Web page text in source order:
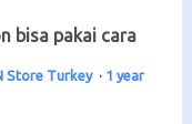
bisa pakai cara
Store Turkey · 1 year